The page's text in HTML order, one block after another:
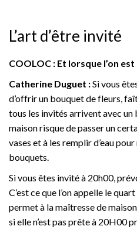
L’art d’être invité
COOLOC : Et lorsque l’on
Catherine Duguet :Si vous
d’offrir un bouquet de fleurs,
tous les invités arrivent avec un
maison risque de passer un
vases et à les remplir d’eau
bouquets.
Si vous êtes invité à 20h00,
C’est ce que l’on appelle le
permet à la maîtresse de
si elle n’est pas prête à 20H00